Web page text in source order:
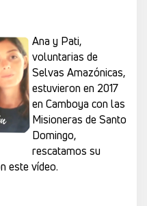
Ana y Pati,
voluntarias de
Selvas Amazónicas,
estuvieron en 2017
en Camboya con las
Misioneras de Santo
Domingo,
rescatamos su
este vídeo.